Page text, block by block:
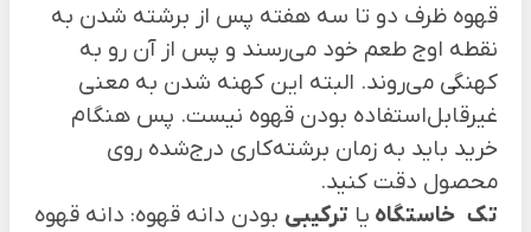
قهوه ظرف دو تا سه هفته پس از برشته شدن به
نقطه اوج طعم خود می‌رسند و پس از آن رو به
کهنگی می‌روند. البته این کهنه شدن به معنی
غیرقابل‌استفاده بودن قهوه نیست. پس هنگام
خرید باید به زمان برشته‌کاری درج‌شده روی
محصول دقت کنید.
تک خاستگاه یا ترکیبی بودن دانه قهوه: دانه قهوه